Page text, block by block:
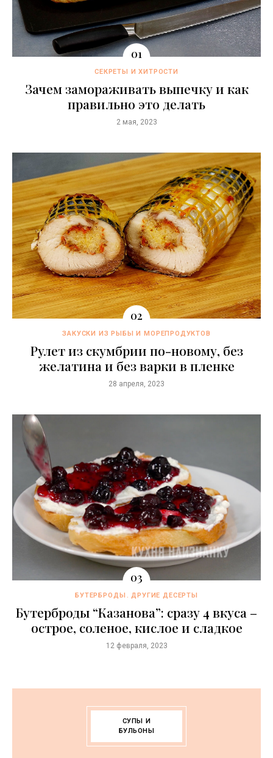
СЕКРЕТЫ И ХИТРОСТИ
Зачем замораживать выпечку и как
правильно это делать
2 мая, 2023
ЗАКУСКИ ИЗ РЫБЫ И МОРЕПРОДУКТОВ
Рулет из скумбрии по-новому, без
желатина и без варки в пленке
28 апреля, 2023
БУТЕРБРОДЫ ДРУГИЕ ДЕСЕРТЫ
Бутерброды “Казaнова”: сразу 4 вкуса –
острое, соленое, кислое и сладкое
12 февраля, 2023
СУПЫ И
БУЛЬОНЫ